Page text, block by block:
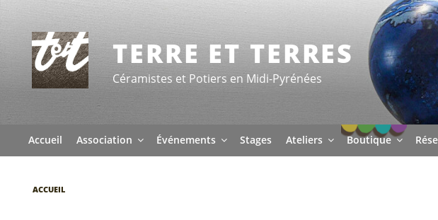
contenu
principal
TERRE ET TERRES
Céramistes et Potiers en Midi-Pyrénées
Accueil Association Événements Stages Ateliers Boutique
ACCUEIL